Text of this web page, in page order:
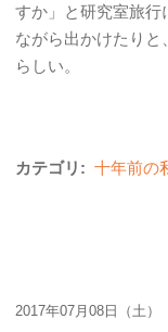
すか」と研究室旅行
ながら出かけたりと
らしい。
カテゴリ: 十年前の
2017年07月08日（土）